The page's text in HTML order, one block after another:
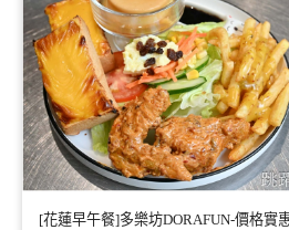
[花蓮早午餐]多樂坊DORAFUN-價格實